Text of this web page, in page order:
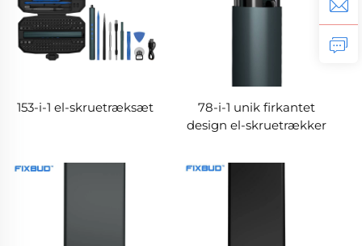
153-i-1 el-skruetræksæt
78-i-1 unik firkantet
design el-skruetrækker